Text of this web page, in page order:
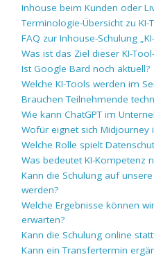
Inhouse beim Kunden oder
Terminologie-Übersicht zu KI-
FAQ zur Inhouse-Schulung
Was ist das Ziel dieser KI-
Ist Google Bard noch aktuell?
Welche KI-Tools werden im
Brauchen Teilnehmende
Wie kann ChatGPT im
Wofür eignet sich Midjourney
Welche Rolle spielt
Was bedeutet KI-Kompetenz
Kann die Schulung auf
werden?
Welche Ergebnisse können
erwarten?
Kann die Schulung online
Kann ein Transfertermin